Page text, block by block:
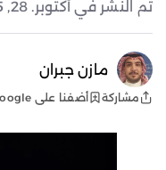
تم النشر في أكتوبر. 28, 2025
مازن جبران
مشاركة أضفنا على Google